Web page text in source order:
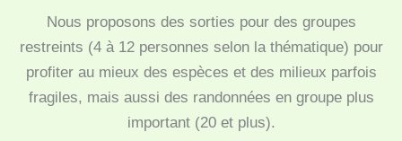
Nous proposons des sorties pour des groupes
restreints (4 à 12 personnes selon la thématique) pour
profiter au mieux des espèces et des milieux parfois
fragiles, mais aussi des randonnées en groupe plus
important (20 et plus).